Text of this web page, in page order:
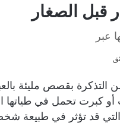
قبل الصغار
عبر
التذكرة بقصص مليئة
كبرت تحمل في طياتها
قد تؤثر في طبيعة